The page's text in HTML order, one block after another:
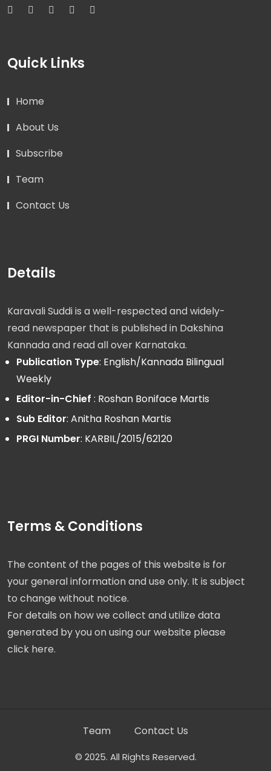
Quick Links
Home
About Us
Subscribe
Team
Contact Us
Details
Karavali Suddi is a well-respected and widely-
read newspaper that is published in Dakshina
Kannada and read all over Karnataka.
Publication Type: English/Kannada Bilingual
Weekly
Editor-in-Chief : Roshan Boniface Martis
Sub Editor: Anitha Roshan Martis
PRGI Number: KARBIL/2015/62120
Terms & Conditions
The content of the pages of this website is for
your general information and use only. It is subject
to change without notice.
For details on how we collect and utilize data
generated by you on using our website please
click here.
Team Contact Us
© 2025. All Rights Reserved.